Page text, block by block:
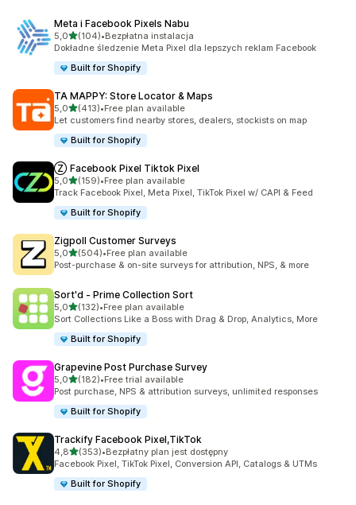
Meta i Facebook Pixels Nabu
5,0na 5 gwiazdek
(104)
Łączna liczba recenzji: 104
•Bezpłatna instalacja
Dokładne śledzenie Meta Pixel dla lepszych reklam Facebook
Built for Shopify
TA MAPPY: Store Locator & Maps
5,0na 5 gwiazdek
(413)
Łączna liczba recenzji: 413
•Free plan available
Let customers find nearby stores, dealers, stockists on map
Built for Shopify
Ⓩ Facebook Pixel Tiktok Pixel
5,0na 5 gwiazdek
(159)
Łączna liczba recenzji: 159
•Free plan available
Track Facebook Pixel, Meta Pixel, TikTok Pixel w/ CAPI & Feed
Built for Shopify
Zigpoll Customer Surveys
5,0na 5 gwiazdek
(504)
Łączna liczba recenzji: 504
•Free plan available
Post-purchase & on-site surveys for attribution, NPS, & more
Sort'd ‑ Prime Collection Sort
5,0na 5 gwiazdek
(132)
Łączna liczba recenzji: 132
•Free plan available
Sort Collections Like a Boss with Drag & Drop, Analytics, More
Built for Shopify
Grapevine Post Purchase Survey
5,0na 5 gwiazdek
(182)
Łączna liczba recenzji: 182
•Free trial available
Post purchase, NPS & attribution surveys, unlimited responses
Built for Shopify
Trackify Facebook Pixel,TikTok
4,8na 5 gwiazdek
(353)
Łączna liczba recenzji: 353
•Bezpłatny plan jest dostępny
Facebook Pixel, TikTok Pixel, Conversion API, Catalogs & UTMs
Built for Shopify